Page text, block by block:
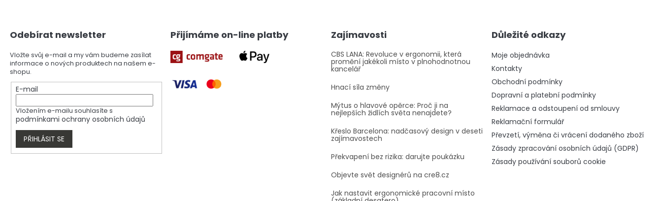
Odebírat newsletter
Vložte svůj e-mail a my vám budeme zasílat
informace o nových produktech na našem e-
shopu.
E-mail
Vložením e-mailu souhlasíte s
podmínkami ochrany osobních údajů
PŘIHLÁSIT SE
Přijímáme on-line platby Zajímavosti
CBS LANA: Revoluce v ergonomii, která
promění jakékoli místo v plnohodnotnou
kancelář
Hnací síla změny
Mýtus o hlavové opěrce: Proč ji na
nejlepších židlích světa nenajdete?
Křeslo Barcelona: nadčasový design v deseti
zajímavostech
Překvapení bez rizika: darujte poukázku
Objevte svět designérů na cre8.cz
Jak nastavit ergonomické pracovní místo
Důležité odkazy
Moje objednávka
Kontakty
Obchodní podmínky
Dopravní a platební podmínky
Reklamace a odstoupení od smlouvy
Reklamační formulář
Převzetí, výměna či vrácení dodaného zboží
Zásady zpracování osobních údajů (GDPR)
Zásady používání souborů cookie